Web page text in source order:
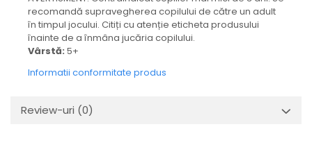
recomandă supravegherea copilului de către un adult
în timpul jocului. Citiți cu atenție eticheta produsului
înainte de a înmâna jucăria copilului.
Vârstă: 5+
Informatii conformitate produs
Review-uri (0)